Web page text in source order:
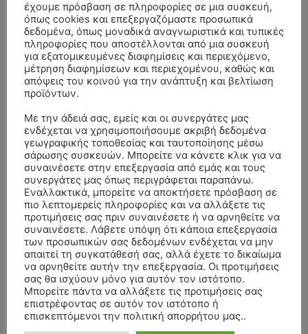
- Advertisment -
έχουμε πρόσβαση σε πληροφορίες σε μια συσκευή,
όπως cookies και επεξεργαζόμαστε προσωπικά
δεδομένα, όπως μοναδικά αναγνωριστικά και τυπικές
πληροφορίες που αποστέλλονται από μια συσκευή
για εξατομικευμένες διαφημίσεις και περιεχόμενο,
μέτρηση διαφημίσεων και περιεχομένου, καθώς και
απόψεις του κοινού για την ανάπτυξη και βελτίωση
προϊόντων.
Με την άδειά σας, εμείς και οι συνεργάτες μας
ενδέχεται να χρησιμοποιήσουμε ακριβή δεδομένα
γεωγραφικής τοποθεσίας και ταυτοποίησης μέσω
σάρωσης συσκευών. Μπορείτε να κάνετε κλικ για να
συναινέσετε στην επεξεργασία από εμάς και τους
συνεργάτες μας όπως περιγράφεται παραπάνω.
Εναλλακτικά, μπορείτε να αποκτήσετε πρόσβαση σε
πιο λεπτομερείς πληροφορίες και να αλλάξετε τις
προτιμήσεις σας πριν συναινέσετε ή να αρνηθείτε να
συναινέσετε. Λάβετε υπόψη ότι κάποια επεξεργασία
των προσωπικών σας δεδομένων ενδέχεται να μην
απαιτεί τη συγκατάθεσή σας, αλλά έχετε το δικαίωμα
να αρνηθείτε αυτήν την επεξεργασία. Οι προτιμήσεις
σας θα ισχύουν μόνο για αυτόν τον ιστότοπο.
Μπορείτε πάντα να αλλάξετε τις προτιμήσεις σας
επιστρέφοντας σε αυτόν τον ιστότοπο ή
επισκεπτόμενοι την πολιτική απορρήτου μας..